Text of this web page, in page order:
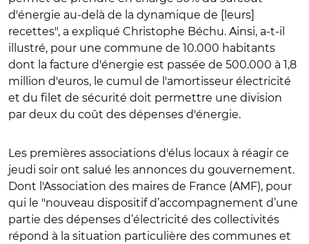
d'énergie au-delà de la dynamique de [leurs]
recettes", a expliqué Christophe Béchu. Ainsi, a-t-il
illustré, pour une commune de 10.000 habitants
dont la facture d'énergie est passée de 500.000 à 1,8
million d'euros, le cumul de l'amortisseur électricité
et du filet de sécurité doit permettre une division
par deux du coût des dépenses d'énergie.
Les premières associations d'élus locaux à réagir ce
jeudi soir ont salué les annonces du gouvernement.
Dont l'Association des maires de France (AMF), pour
qui le "nouveau dispositif d’accompagnement d’une
partie des dépenses d’électricité des collectivités
répond à la situation particulière des communes et